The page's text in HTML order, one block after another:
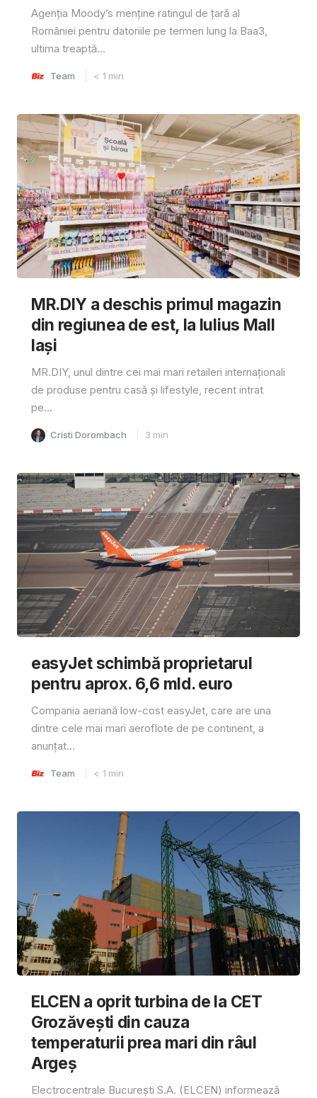
Agenția Moody’s menține ratingul de țară al
României pentru datoriile pe termen lung la Baa3,
ultima treaptă...
Team < 1 min
MR.DIY a deschis primul magazin
din regiunea de est, la Iulius Mall
Iași
MR.DIY, unul dintre cei mai mari retaileri internaționali
de produse pentru casă și lifestyle, recent intrat
pe...
Cristi Dorombach 3 min
easyJet schimbă proprietarul
pentru aprox. 6,6 mld. euro
Compania aeriană low-cost easyJet, care are una
dintre cele mai mari aeroflote de pe continent, a
anunțat...
Team < 1 min
ELCEN a oprit turbina de la CET
Grozăvești din cauza
temperaturii prea mari din râul
Argeș
Electrocentrale București S.A. (ELCEN) informează